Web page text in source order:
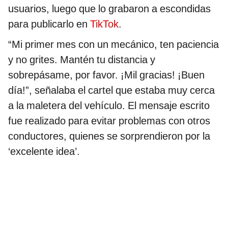
usuarios, luego que lo grabaron a escondidas
para publicarlo en TikTok.
“Mi primer mes con un mecánico, ten paciencia
y no grites. Mantén tu distancia y
sobrepásame, por favor. ¡Mil gracias! ¡Buen
día!”, señalaba el cartel que estaba muy cerca
a la maletera del vehículo. El mensaje escrito
fue realizado para evitar problemas con otros
conductores, quienes se sorprendieron por la
‘excelente idea’.